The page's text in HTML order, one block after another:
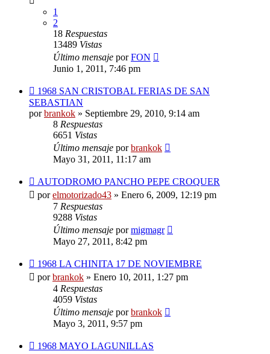
1
2
18 Respuestas
13489 Vistas
Último mensaje porFON
Junio 1, 2011, 7:46 pm
1968 SAN CRISTOBAL FERIAS DE SAN
SEBASTIAN
porbrankok » Septiembre 29, 2010, 9:14 am
8 Respuestas
6651 Vistas
Último mensaje porbrankok
Mayo 31, 2011, 11:17 am
AUTODROMO PANCHO PEPE CROQUER
porelmotorizado43 » Enero 6, 2009, 12:19 pm
7 Respuestas
9288 Vistas
Último mensaje pormigmagr
Mayo 27, 2011, 8:42 pm
1968 LA CHINITA 17 DE NOVIEMBRE
porbrankok » Enero 10, 2011, 1:27 pm
4 Respuestas
4059 Vistas
Último mensaje porbrankok
Mayo 3, 2011, 9:57 pm
1968 MAYO LAGUNILLAS